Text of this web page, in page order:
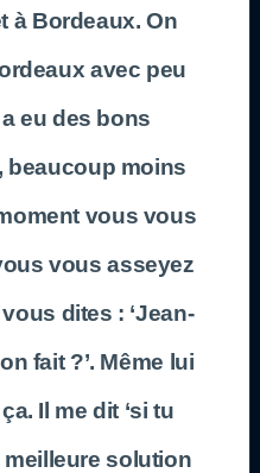
à Bordeaux. On
avec peu
eu des bons
beaucoup moins
vous vous
vous asseyez
dites : ‘Jean-
fait ?’. Même lui
Il me dit ‘si tu
meilleure solution